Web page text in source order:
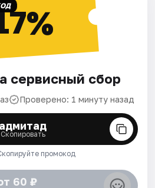
сервисный сбор
Проверено: 1 минуту назад
адмитад
Скопировать
промокод
60 ₽